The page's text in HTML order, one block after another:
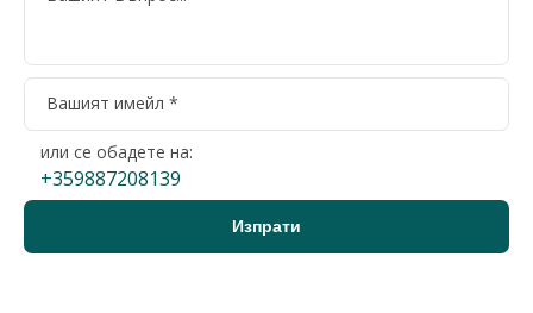
или се обадете на:
+359887208139